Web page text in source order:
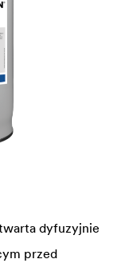
dyfuzyjnie
przed